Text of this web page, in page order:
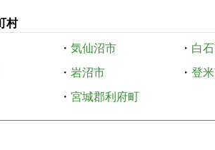
村
・ 気仙沼市 ・ 白
・ 岩沼市 ・ 登
・ 宮城郡利府町